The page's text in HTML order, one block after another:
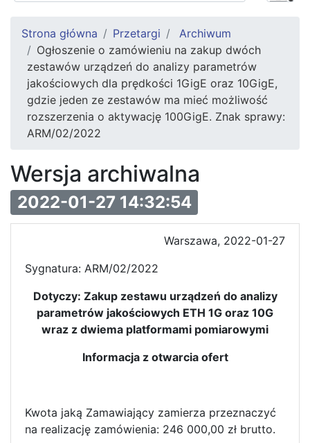
Strona główna Przetargi
Archiwum
Ogłoszenie o zamówieniu na zakup dwóch
zestawów urządzeń do analizy parametrów
jakościowych dla prędkości 1GigE oraz 10GigE,
gdzie jeden ze zestawów ma mieć możliwość
rozszerzenia o aktywację 100GigE. Znak sprawy:
ARM/02/2022
Wersja archiwalna
2022-01-27 14:32:54
Warszawa, 2022-01-27
Sygnatura: ARM/02/2022
Dotyczy: Zakup zestawu urządzeń do analizy
parametrów jakościowych ETH 1G oraz 10G
wraz z dwiema platformami pomiarowymi
Informacja z otwarcia ofert
Kwota jaką Zamawiający zamierza przeznaczyć
na realizację zamówienia: 246 000,00 zł brutto.